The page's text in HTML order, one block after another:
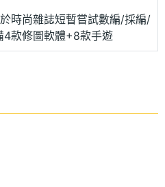
時尚雜誌短暫嘗試數編/採編/
4款修圖軟體+8款手遊